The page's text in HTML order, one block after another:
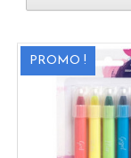
PROMO !